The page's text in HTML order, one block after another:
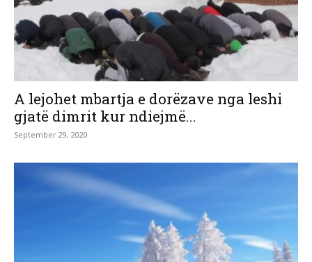
A lejohet mbartja e dorëzave nga leshi
gjatë dimrit kur ndiejmë...
September 29, 2020